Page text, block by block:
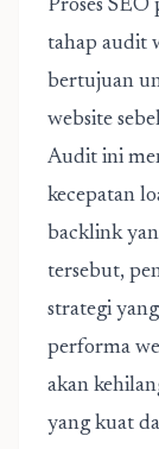
Proses
tahap audit
bertujuan
website
Audit ini
kecepatan
backlink
tersebut,
strategi
performa
akan
yang kuat